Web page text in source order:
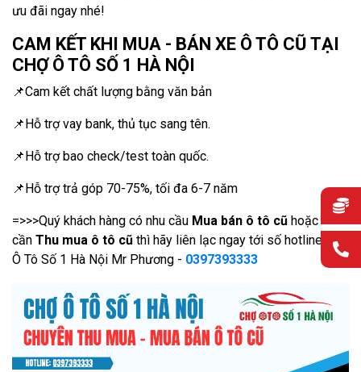
ưu đãi ngay nhé!
CAM KẾT KHI MUA - BÁN XE Ô TÔ CŨ TẠI
CHỢ Ô TÔ SỐ 1 HÀ NỘI
📌Cam kết chất lượng bằng văn bản
📌Hỗ trợ vay bank, thủ tục sang tên.
📌Hỗ trợ bao check/test toàn quốc.
📌Hỗ trợ trả góp 70-75%, tối đa 6-7 năm
=>>>Quý khách hàng có nhu cầu Mua bán ô tô cũ hoặc
cần Thu mua ô tô cũ thì hãy liên lạc ngay tới số hotline Chợ
Ô Tô Số 1 Hà Nội Mr Phương - 0397393333